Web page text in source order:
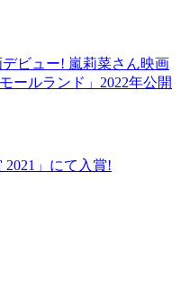
ビュー! 嵐莉菜さん映画
ールランド」2022年公開
2021」にて入賞!